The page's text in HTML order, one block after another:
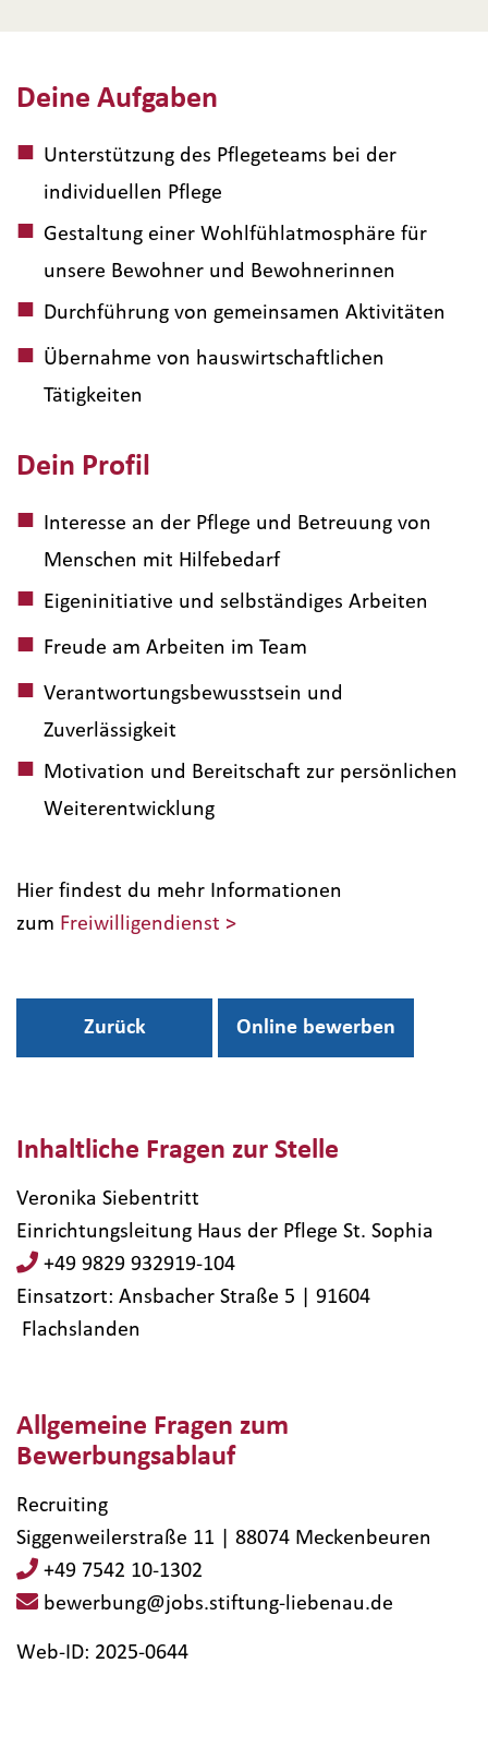
Deine Aufgaben
Unterstützung des Pflegeteams bei der
individuellen Pflege
Gestaltung einer Wohlfühlatmosphäre für
unsere Bewohner und Bewohnerinnen
Durchführung von gemeinsamen Aktivitäten
Übernahme von hauswirtschaftlichen
Tätigkeiten
Dein Profil
Interesse an der Pflege und Betreuung von
Menschen mit Hilfebedarf
Eigeninitiative und selbständiges Arbeiten
Freude am Arbeiten im Team
Verantwortungsbewusstsein und
Zuverlässigkeit
Motivation und Bereitschaft zur persönlichen
Weiterentwicklung
Hier findest du mehr Informationen
zum Freiwilligendienst >
Inhaltliche Fragen zur Stelle
Veronika Siebentritt
Einrichtungsleitung Haus der Pflege St. Sophia
+49 9829 932919-104
Einsatzort: Ansbacher Straße 5 | 91604​
Flachslanden
Allgemeine Fragen zum
Bewerbungsablauf
Recruiting
Siggenweilerstraße 11 | 88074 Meckenbeuren
+49 7542 10-1302
bewerbung@jobs.stiftung-liebenau.de
Web-ID: 2025-0644
Zurück Online bewerben